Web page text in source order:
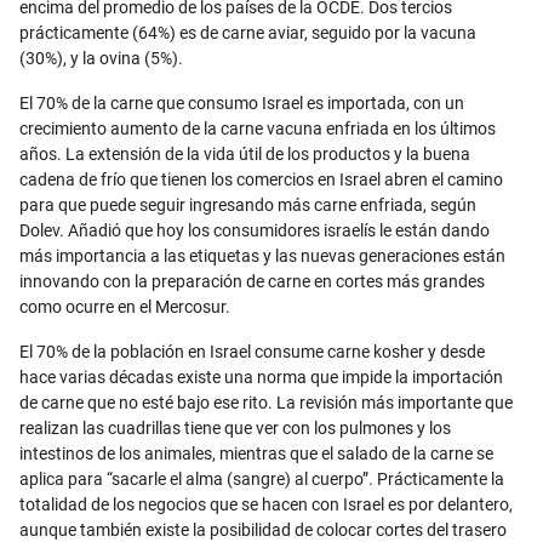
encima del promedio de los países de la OCDE. Dos tercios
prácticamente (64%) es de carne aviar, seguido por la vacuna
(30%), y la ovina (5%).
El 70% de la carne que consumo Israel es importada, con un
crecimiento aumento de la carne vacuna enfriada en los últimos
años. La extensión de la vida útil de los productos y la buena
cadena de frío que tienen los comercios en Israel abren el camino
para que puede seguir ingresando más carne enfriada, según
Dolev. Añadió que hoy los consumidores israelís le están dando
más importancia a las etiquetas y las nuevas generaciones están
innovando con la preparación de carne en cortes más grandes
como ocurre en el Mercosur.
El 70% de la población en Israel consume carne kosher y desde
hace varias décadas existe una norma que impide la importación
de carne que no esté bajo ese rito. La revisión más importante que
realizan las cuadrillas tiene que ver con los pulmones y los
intestinos de los animales, mientras que el salado de la carne se
aplica para “sacarle el alma (sangre) al cuerpo”. Prácticamente la
totalidad de los negocios que se hacen con Israel es por delantero,
aunque también existe la posibilidad de colocar cortes del trasero